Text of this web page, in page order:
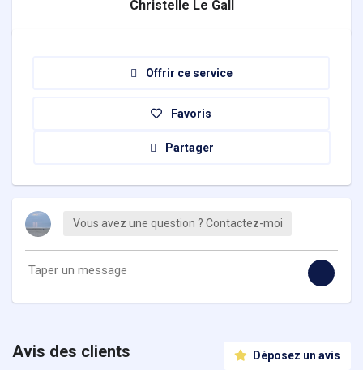
Christelle Le Gall
Offrir ce service
Favoris
Partager
Vous avez une question ? Contactez-moi
Déposez un avis
Avis des clients